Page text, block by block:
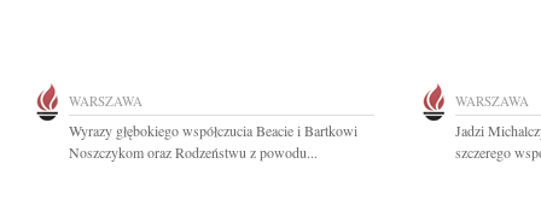
WARSZAWA
Wyrazy głębokiego współczucia Beacie i Bartkowi
Noszczykom oraz Rodzeństwu z powodu...
WARSZAWA
Jadzi
szczerego